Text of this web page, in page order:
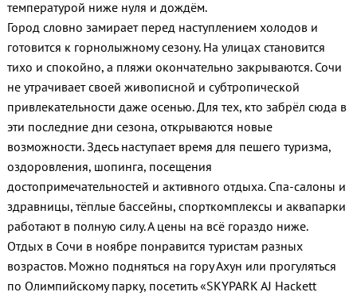
температурой ниже нуля и дождём.
Город словно замирает перед наступлением холодов и
готовится к горнолыжному сезону. На улицах становится
тихо и спокойно, а пляжи окончательно закрываются. Сочи
не утрачивает своей живописной и субтропической
привлекательности даже осенью. Для тех, кто забрёл сюда в
эти последние дни сезона, открываются новые
возможности. Здесь наступает время для пешего туризма,
оздоровления, шопинга, посещения
достопримечательностей и активного отдыха. Спа-салоны и
здравницы, тёплые бассейны, спорткомплексы и аквапарки
работают в полную силу. А цены на всё гораздо ниже.
Отдых в Сочи в ноябре понравится туристам разных
возрастов. Можно подняться на гору Ахун или прогуляться
по Олимпийскому парку, посетить «SKYPARK AJ Hackett